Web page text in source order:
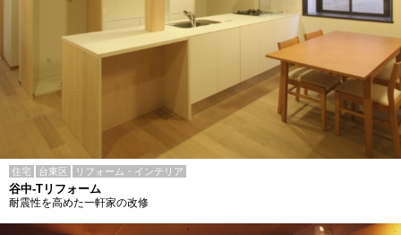
住宅 台東区 リフォーム・インテリア
谷中-Tリフォーム
耐震性を高めた一軒家の改修